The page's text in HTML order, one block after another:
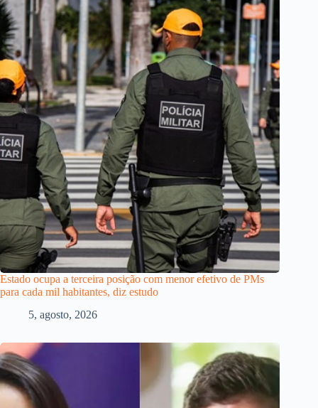
Estado ocupa a terceira posição com menor efetivo de PMs
para cada mil habitantes, diz estudo
5, agosto, 2026